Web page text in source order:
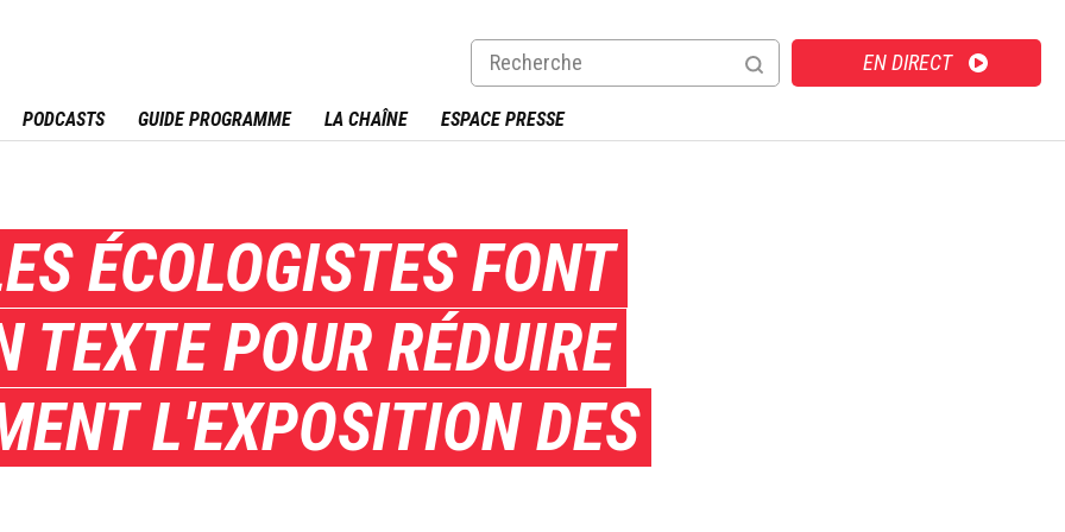
EN DIRECT
PODCASTS GUIDE PROGRAMME LA CHAÎNE ESPACE PRESSE
ÉCOLOGISTES FONT
TEXTE POUR RÉDUIRE
L'EXPOSITION DES